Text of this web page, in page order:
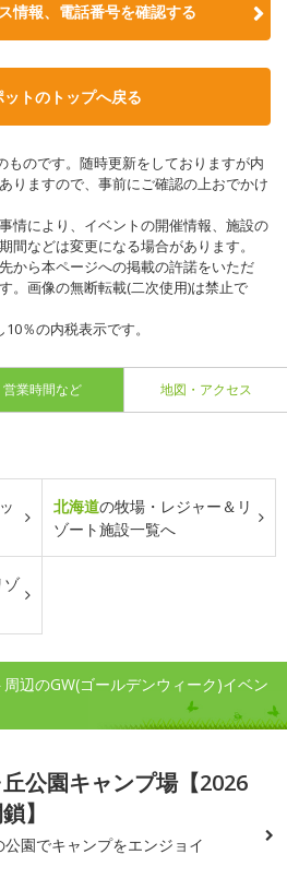
情報、電話番号を確認する
ットのトップへ戻る
のです。随時更新をしておりますが内
りますので、事前にご確認の上おでかけ
情により、イベントの開催情報、施設の
間などは変更になる場合があります。
から本ページへの掲載の許諾をいただ
。画像の無断転載(二次使用)は禁止で
％の内税表示です。
営業時間など 地図・アクセス
北海道の牧場・レジャー＆リ
ゾート施設一覧へ
ゾ
辺のGW(ゴールデンウィーク)イベン
公園キャンプ場【2026
】
公園でキャンプをエンジョイ